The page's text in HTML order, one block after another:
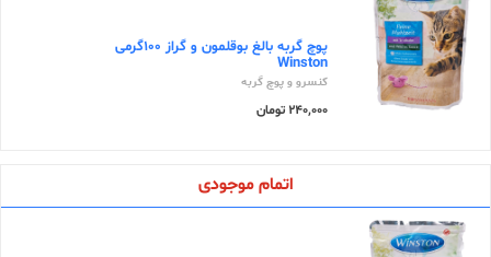
پوچ گربه بالغ بوقلمون و گراز 100گرمی
Winston
کنسرو و پوچ گربه
240,000 تومان
اتمام موجودی